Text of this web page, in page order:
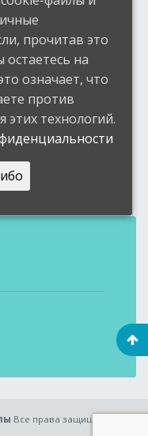
Все права защищены.
прочитав это
на
означает, что
против
этих технологий.